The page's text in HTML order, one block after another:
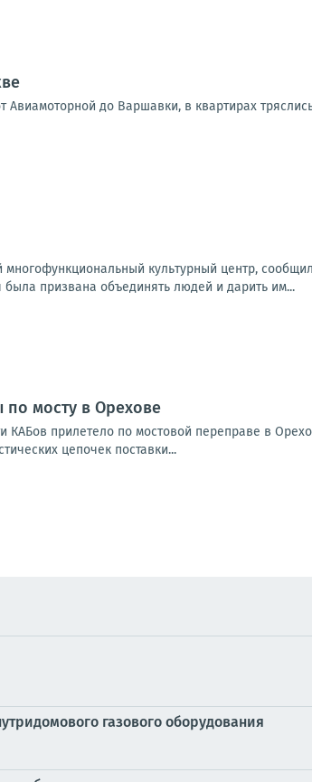
до Варшавки, в квартирах
культурный центр,
была призвана объединять людей и дарить им...
по мосту в Орехове
прилетело по мостовой переправе в
цепочек поставки...
газового оборудования